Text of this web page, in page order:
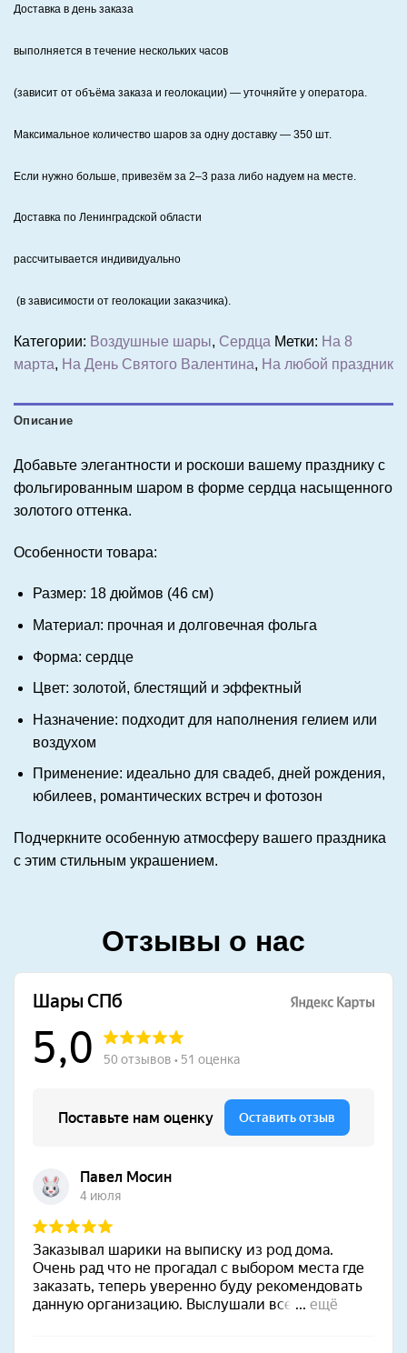
Доставка в день заказа
выполняется в течение нескольких часов
(зависит от объёма заказа и геолокации) — уточняйте у оператора.
Максимальное количество шаров за одну доставку — 350 шт.
Если нужно больше, привезём за 2–3 раза либо надуем на месте.
Доставка по Ленинградской области
рассчитывается индивидуально
(в зависимости от геолокации заказчика).
Категории: Воздушные шары, Сердца Метки: На 8
марта, На День Святого Валентина, На любой праздник
Описание
Добавьте элегантности и роскоши вашему празднику с
фольгированным шаром в форме сердца насыщенного
золотого оттенка.
Особенности товара:
Размер: 18 дюймов (46 см)
Материал: прочная и долговечная фольга
Форма: сердце
Цвет: золотой, блестящий и эффектный
Назначение: подходит для наполнения гелием или
воздухом
Применение: идеально для свадеб, дней рождения,
юбилеев, романтических встреч и фотозон
Подчеркните особенную атмосферу вашего праздника
с этим стильным украшением.
Отзывы о нас